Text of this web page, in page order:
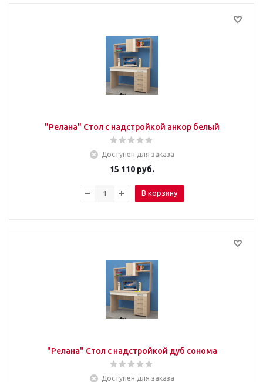
"Релана" Стол с надстройкой анкор белый
Доступен для заказа
15 110руб.
В корзину
"Релана" Стол с надстройкой дуб сонома
Доступен для заказа